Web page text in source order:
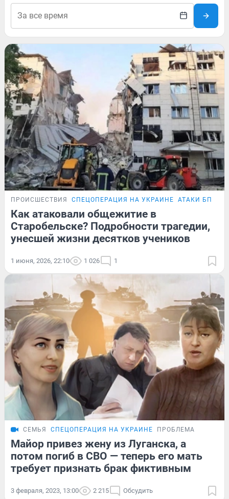
ПРОИСШЕСТВИЯ СПЕЦОПЕРАЦИЯ НА УКРАИНЕ АТАКИ БПЛА
Как атаковали общежитие в
Старобельске? Подробности трагедии,
унесшей жизни десятков учеников
1 июня, 2026, 22:10 1 026 1
СЕМЬЯ СПЕЦОПЕРАЦИЯ НА УКРАИНЕ ПРОБЛЕМА
Майор привез жену из Луганска, а
потом погиб в СВО — теперь его мать
требует признать брак фиктивным
3 февраля, 2023, 13:00 2 215 Обсудить